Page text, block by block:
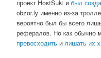
проект HostSuki ибыл
obzor.ly именно из-за
вероятно был бы всего
рефералов. Но как обычно
превосходить илишать их